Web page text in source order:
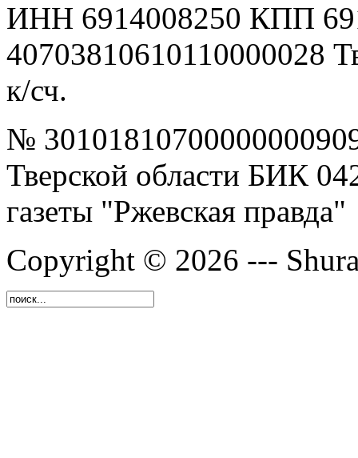
ИНН 6914008250 КПП
40703810610110000028
к/сч.
№
Тверской области БИК
газеты "Ржевская правда"
Copyright © 2026 ---